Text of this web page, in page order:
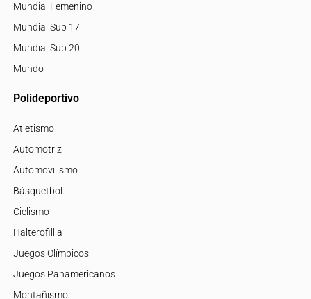
Mundial Femenino
Mundial Sub 17
Mundial Sub 20
Mundo
Polideportivo
Atletismo
Automotriz
Automovilismo
Básquetbol
Ciclismo
Halterofillia
Juegos Olímpicos
Juegos Panamericanos
Montañismo